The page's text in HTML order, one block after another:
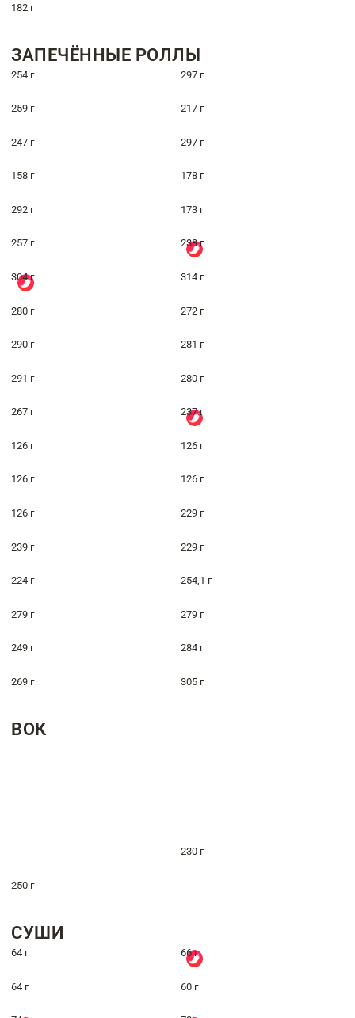
182 г
ЗАПЕЧЁННЫЕ РОЛЛЫ
254 г 297 г
259 г 217 г
247 г 297 г
158 г 178 г
292 г 173 г
257 г 238 г
304 г 314 г
280 г 272 г
290 г 281 г
291 г 280 г
267 г 237 г
126 г 126 г
126 г 126 г
126 г 229 г
239 г 229 г
224 г 254,1 г
279 г 279 г
249 г 284 г
269 г 305 г
ВОК
230 г
250 г
СУШИ
64 г 66 г
64 г 60 г